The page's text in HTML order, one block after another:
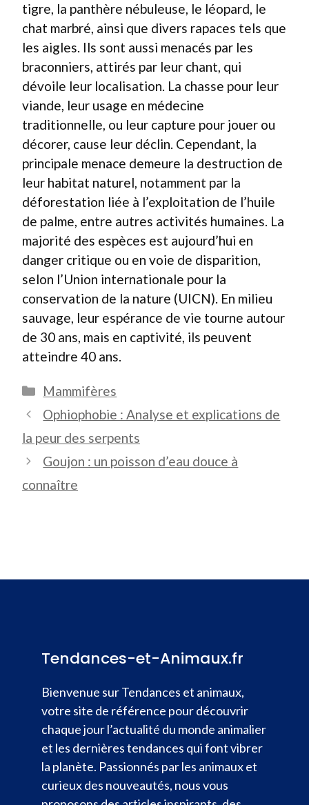
tigre, la panthère nébuleuse, le léopard, le
chat marbré, ainsi que divers rapaces tels que
les aigles. Ils sont aussi menacés par les
braconniers, attirés par leur chant, qui
dévoile leur localisation. La chasse pour leur
viande, leur usage en médecine
traditionnelle, ou leur capture pour jouer ou
décorer, cause leur déclin. Cependant, la
principale menace demeure la destruction de
leur habitat naturel, notamment par la
déforestation liée à l’exploitation de l’huile
de palme, entre autres activités humaines. La
majorité des espèces est aujourd’hui en
danger critique ou en voie de disparition,
selon l’Union internationale pour la
conservation de la nature (UICN). En milieu
sauvage, leur espérance de vie tourne autour
de 30 ans, mais en captivité, ils peuvent
atteindre 40 ans.
Catégories
Mammifères
Ophiophobie : Analyse et explications de
la peur des serpents
Goujon : un poisson d’eau douce à
connaître
Tendances-et-Animaux.fr
Bienvenue sur Tendances et animaux,
votre site de référence pour découvrir
chaque jour l’actualité du monde animalier
et les dernières tendances qui font vibrer
la planète. Passionnés par les animaux et
curieux des nouveautés, nous vous